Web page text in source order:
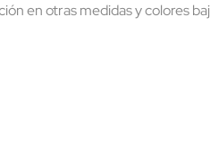
en otras medidas y colores